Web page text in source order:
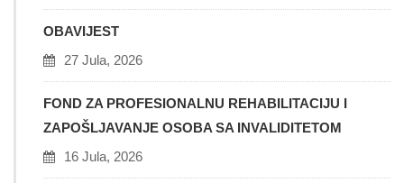
OBAVIJEST
27 Jula, 2026
FOND ZA PROFESIONALNU REHABILITACIJU I
ZAPOŠLJAVANJE OSOBA SA INVALIDITETOM
16 Jula, 2026